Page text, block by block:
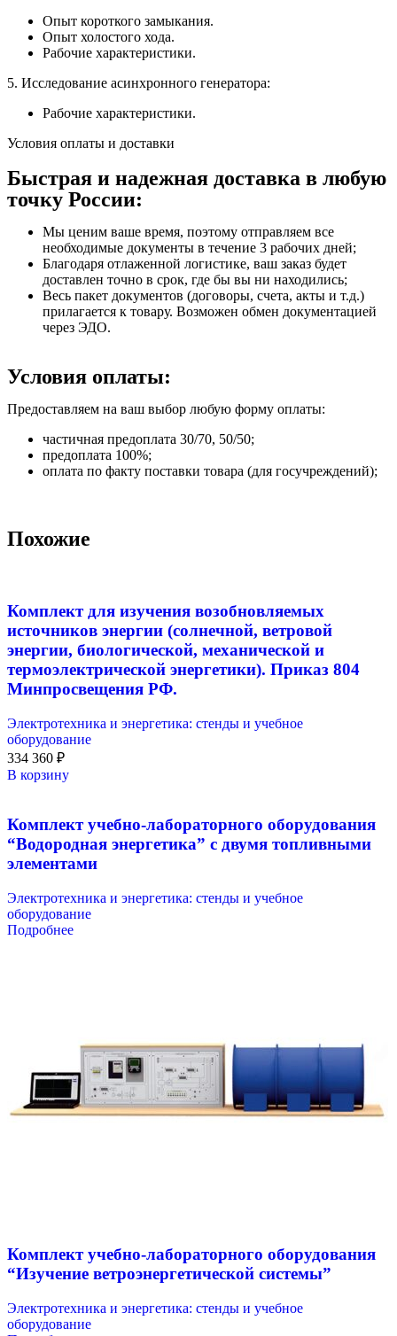
Опыт короткого замыкания.
Опыт холостого хода.
Рабочие характеристики.
5. Исследование асинхронного генератора:
Рабочие характеристики.
Условия оплаты и доставки
Быстрая и надежная доставка в любую
точку России:
Мы ценим ваше время, поэтому отправляем все
необходимые документы в течение 3 рабочих дней;
Благодаря отлаженной логистике, ваш заказ будет
доставлен точно в срок, где бы вы ни находились;
Весь пакет документов (договоры, счета, акты и т.д.)
прилагается к товару. Возможен обмен документацией
через ЭДО.
Условия оплаты:
Предоставляем на ваш выбор любую форму оплаты:
частичная предоплата 30/70, 50/50;
предоплата 100%;
оплата по факту поставки товара (для госучреждений);
Похожие
Комплект для изучения возобновляемых
источников энергии (солнечной, ветровой
энергии, биологической, механической и
термоэлектрической энергетики). Приказ 804
Минпросвещения РФ.
Электротехника и энергетика: стенды и учебное
оборудование
334 360 ₽
В корзину
Комплект учебно-лабораторного оборудования
“Водородная энергетика” с двумя топливными
элементами
Электротехника и энергетика: стенды и учебное
оборудование
Подробнее
Комплект учебно-лабораторного оборудования
“Изучение ветроэнергетической системы”
Электротехника и энергетика: стенды и учебное
оборудование